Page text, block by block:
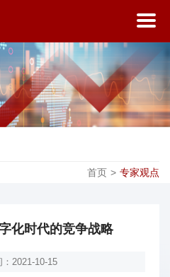
首页 > 专家观点
化时代的竞争战略
2021-10-15